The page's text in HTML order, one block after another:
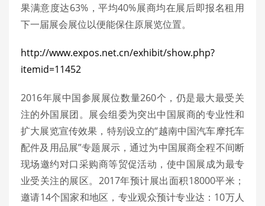
果满意度达63%，平均40%展商均在展后即报名租用
下一届展会展位以便能保住原展览位置。
http://www.expos.net.cn/exhibit/show.php?
itemid=11452
2016年展中国参展展位数量260个，仍是最大最受关
注的外国展团。展会组委为突出中国展商的专业性和
扩大展览宣传效果，特别设立的“越南中国汽车摩托车
配件及用品展”专题展示，通过为中国展商全程不间断
现场邀约对口采购商等贸促活动，使中国展成为最专
业受关注的展区。2017年预计展出面积18000平米；
邀请14个国家和地区，专业观众预计专业达：10万人